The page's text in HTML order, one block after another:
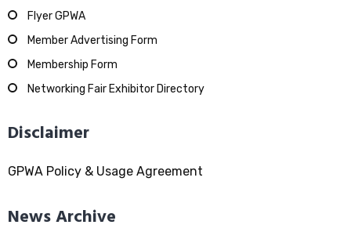
Flyer GPWA
Member Advertising Form
Membership Form
Networking Fair Exhibitor Directory
Disclaimer
GPWA Policy & Usage Agreement
News Archive